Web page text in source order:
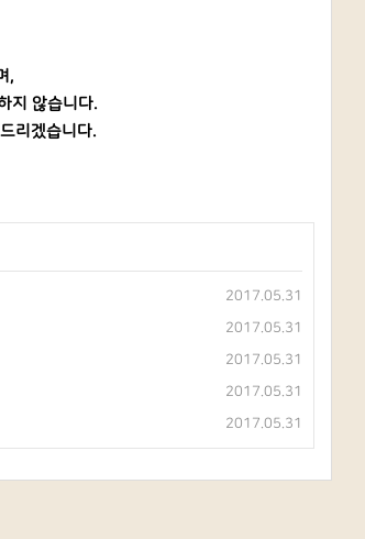
,
지 않습니다.
리겠습니다.
2017.05.31
2017.05.31
2017.05.31
2017.05.31
2017.05.31